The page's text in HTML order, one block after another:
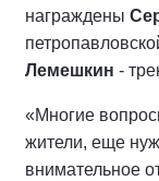
награждены
Лемешкин -
«Многие
жители, еще
внимательное